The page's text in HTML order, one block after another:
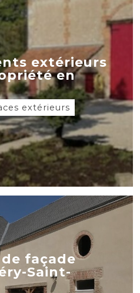
extérieurs
en
extérieurs
façade
Saint-